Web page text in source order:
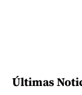
Últimas